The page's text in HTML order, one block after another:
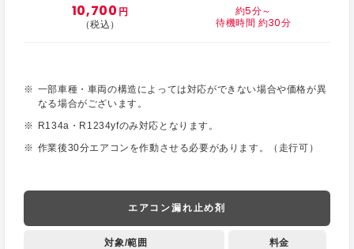
10,700 円
（税込）
約5分～
待機時間 約30分
一部車種・車両の構造によっては対応ができない場合や価格が異
なる場合がございます。
R134a・R1234yfのみ対応となります。
作業後30分エアコンを作動させる必要があります。（走行可）
エアコン漏れ止め剤
対象/範囲 料金